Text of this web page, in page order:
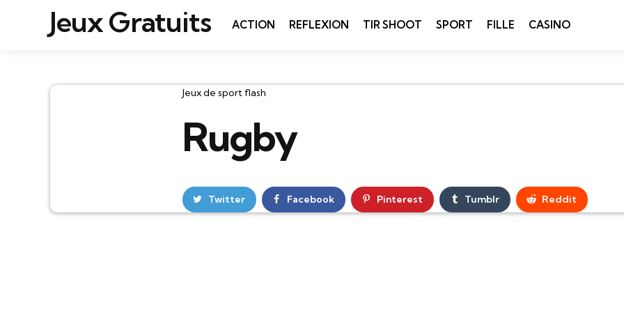
Jeux Gratuits ACTION REFLEXION TIR SHOOT SPORT FILLE CASINO
Catégories
Jeux de sport flash
Rugby
Twitter Facebook Pinterest Tumblr Reddit